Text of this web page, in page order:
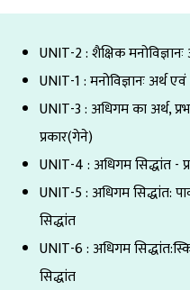
UNIT-2 : शैक्षिक
UNIT-1 : मनोविज्ञानः अर्थ
UNIT-3 : अधिगम का अर्थ,
प्रकार(गेने)
UNIT-4 : अधिगम सिद्धांत -
UNIT-5 : अधिगम सिद्धांत:
सिद्धांत
UNIT-6 : अधिगम
सिद्धांत